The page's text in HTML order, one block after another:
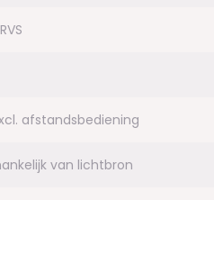
afstandsbediening
van lichtbron